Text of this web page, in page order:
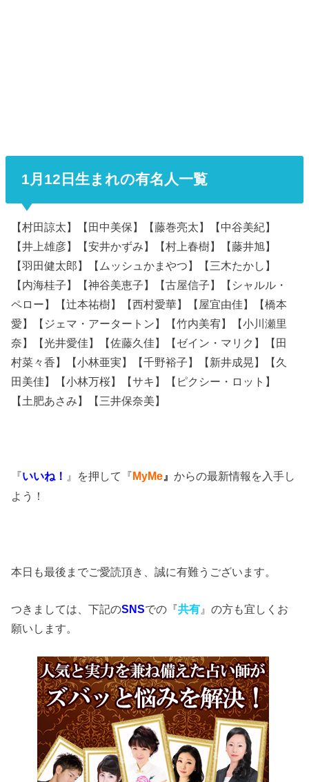
1月12日生まれの有名人一覧
【村田諒太】【田中美保】【藤巻亮太】【中谷美紀】
【井上雄彦】【安井かずみ】【村上春樹】【藤井旭】
【羽田健太郎】【ムッシュかまやつ】【三木たかし】
【内海桂子】【神谷美恵子】【古屋信子】【シャルル・
ペロー】【辻本祐樹】【西村愛華】【屋宜由佳】【橋本
愛】【ジェマ・アータートン】【竹内美宥】【小川瀬里
奈】【光井愛佳】【佐藤久佳】【ゼイン・マリク】【田
村菜々香】【小林亜実】【千野裕子】【新井成晃】【 久
田美佳 】【小林万桜】【サキ】【ピクシー・ロット】
【土肥あさみ】【三井保奈美】
『いいね！ 』を押して『 MyMe 』からの最新情報を入手し
よう！
本日も最後までご愛読頂き、誠に有難うございます。
つきましては、下記のSNSでの『共有 』の方も宜しくお
願いします。